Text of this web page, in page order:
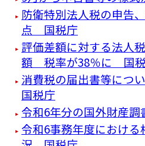
防衛特別法人税の申告
点 国税庁
評価差額に対する法人
額 税率が38％に 国
消費税の届出書等につ
国税庁
令和6年分の国外財産
令和6事務年度におけ